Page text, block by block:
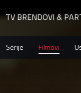
TV BRENDOVI &
Serije Filmovi